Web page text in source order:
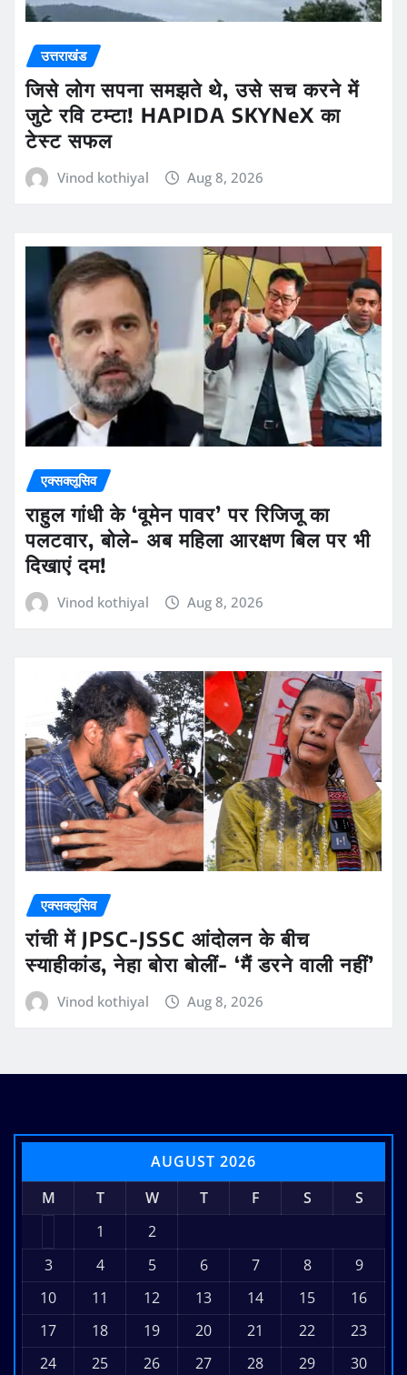
उत्तराखंड
जिसे लोग सपना समझते थे, उसे सच करने में
जुटे रवि टम्टा! HAPIDA SKYNeX का
टेस्ट सफल
Vinod kothiyal Aug 8, 2026
एक्सक्लूसिव
राहुल गांधी के ‘वूमेन पावर’ पर रिजिजू का
पलटवार, बोले- अब महिला आरक्षण बिल पर भी
दिखाएं दम!
Vinod kothiyal Aug 8, 2026
एक्सक्लूसिव
रांची में JPSC-JSSC आंदोलन के बीच
स्याहीकांड, नेहा बोरा बोलीं- ‘मैं डरने वाली नहीं’
Vinod kothiyal Aug 8, 2026
AUGUST 2026
M
T W T F S
S
1
2
3
4 5 6 7 8
9
10
11 12 13 14 15
16
17
18 19 20 21 22
23
24
25 26 27 28 29
30